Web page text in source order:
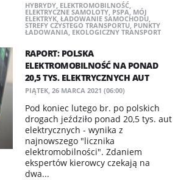
HYBRYDY, ELEKTROMOBILNOŚĆ,
ELEKTRYCZNE SAMOLOTY, PSPA, MÓJ
ELEKTRYK, ŁADOWANIE SAMOCHODU,
STREFY CZYSTEGO TRANSPORTU, PUNKTY
ŁADOWANIA, EKOLOGICZNY TRANSPORT
RAPORT: POLSKA
ELEKTROMOBILNOŚĆ NA PONAD
20,5 TYS. ELEKTRYCZNYCH AUT
PIĄTEK, 26 MARCA 2021 (06:00)
Pod koniec lutego br. po polskich
drogach jeździło ponad 20,5 tys. aut
elektrycznych - wynika z
najnowszego "licznika
elektromobilności". Zdaniem
ekspertów kierowcy czekają na
dwa...